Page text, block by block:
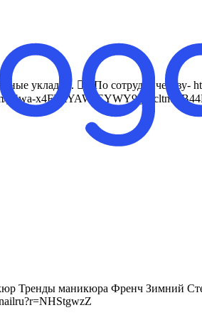
укладки. 👱‍♀️ По сотрудничеству-
ySwa-
Тренды маникюра Френч Зимний